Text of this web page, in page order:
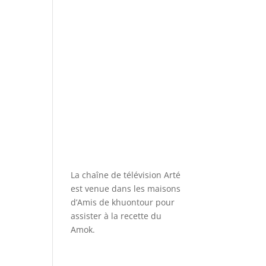
La chaîne de télévision Arté
est venue dans les maisons
d’Amis de khuontour pour
assister à la recette du
Amok.